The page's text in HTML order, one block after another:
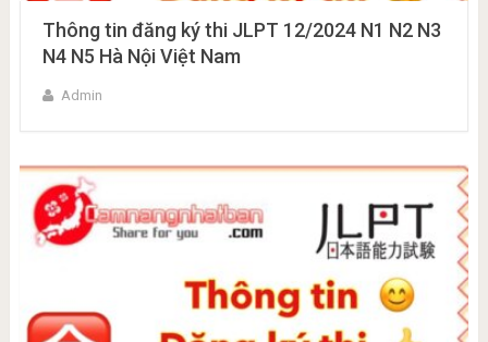
Thông tin đăng ký thi JLPT 12/2024 N1 N2 N3
N4 N5 Hà Nội Việt Nam
Admin